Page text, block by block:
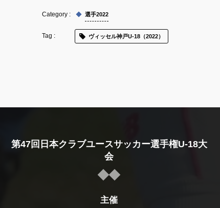
選手2022
ヴィッセル神戸U-18（2022）
第47回日本クラブユースサッカー選手権U-18大
会
主催